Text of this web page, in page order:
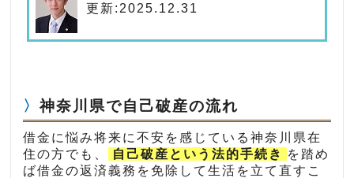
更新:2025.12.31
神奈川県で自己破産の流れ
借金に悩み将来に不安を感じている神奈川県在
住の方でも、
自己破産という法的手続き
を踏め
ば借金の返済義務を免除して生活を立て直すこ